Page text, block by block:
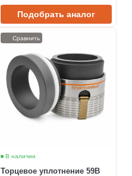
Подобрать аналог
В наличии
Торцевое уплотнение 59B
Сравнить